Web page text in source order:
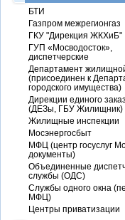
БТИ
Газпром межрегионгаз
ГКУ "Дирекция ЖКХиБ"
ГУП «Мосводосток»,
диспетчерские
Департамент
(присоединен к
городского имущества)
Дирекции единого
(ДЕЗы, ГБУ Жилищник)
Жилищные инспекции
Мосэнергосбыт
МФЦ (центр госуслуг
документы)
Объединенные
службы (ОДС)
Службы одного окна
МФЦ)
Центры приватизации